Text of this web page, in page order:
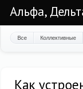
Альфа,
Все Коллективные
Как